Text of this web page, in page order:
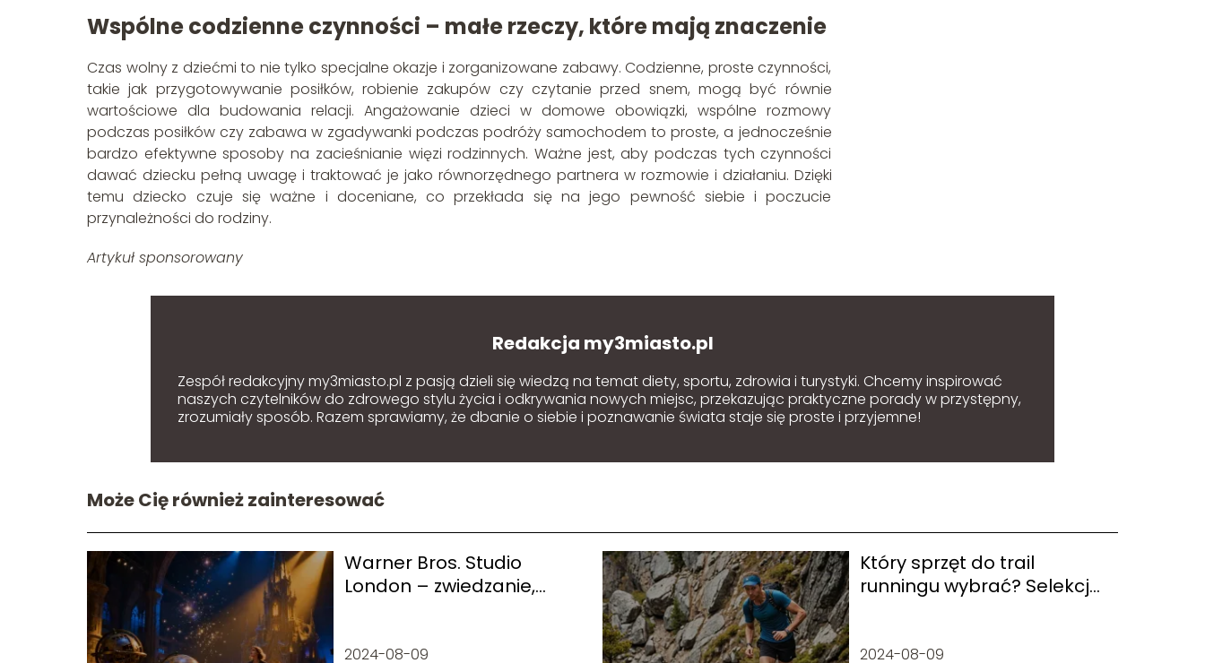
Wspólne codzienne czynności – małe rzeczy, które mają znaczenie
Czas wolny z dziećmi to nie tylko specjalne okazje i zorganizowane zabawy. Codzienne, proste czynności,
takie jak przygotowywanie posiłków, robienie zakupów czy czytanie przed snem, mogą być równie
wartościowe dla budowania relacji. Angażowanie dzieci w domowe obowiązki, wspólne rozmowy
podczas posiłków czy zabawa w zgadywanki podczas podróży samochodem to proste, a jednocześnie
bardzo efektywne sposoby na zacieśnianie więzi rodzinnych. Ważne jest, aby podczas tych czynności
dawać dziecku pełną uwagę i traktować je jako równorzędnego partnera w rozmowie i działaniu. Dzięki
temu dziecko czuje się ważne i doceniane, co przekłada się na jego pewność siebie i poczucie
przynależności do rodziny.
Artykuł sponsorowany
Redakcja my3miasto.pl
Zespół redakcyjny my3miasto.pl z pasją dzieli się wiedzą na temat diety, sportu, zdrowia i turystyki. Chcemy inspirować
naszych czytelników do zdrowego stylu życia i odkrywania nowych miejsc, przekazując praktyczne porady w przystępny,
zrozumiały sposób. Razem sprawiamy, że dbanie o siebie i poznawanie świata staje się proste i przyjemne!
Może Cię również zainteresować
Warner Bros. Studio
London – zwiedzanie,
2024-08-09
Który sprzęt do trail
runningu wybrać? Selekcja
2024-08-09